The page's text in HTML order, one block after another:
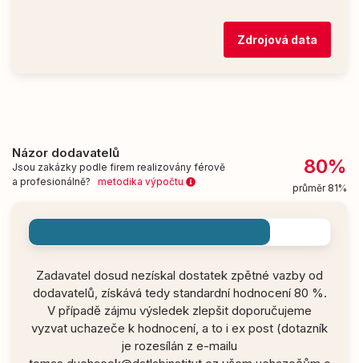
Zdrojová data
Názor dodavatelů
Jsou zakázky podle firem realizovány férově
a profesionálně? metodika výpočtu
80%
průměr 81%
Zadavatel dosud nezískal dostatek zpětné vazby od
dodavatelů, získává tedy standardní hodnocení 80 %.
V případě zájmu výsledek zlepšit doporučujeme
vyzvat uchazeče k hodnocení, a to i ex post (dotazník
je rozesílán z e-mailu